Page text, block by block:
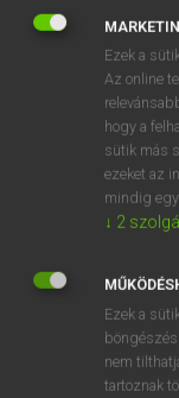
Ezek a
Az online
hogy a
sütik más
ezeket az
mindig
↓ 2
Ezek a
nem
tartoznak